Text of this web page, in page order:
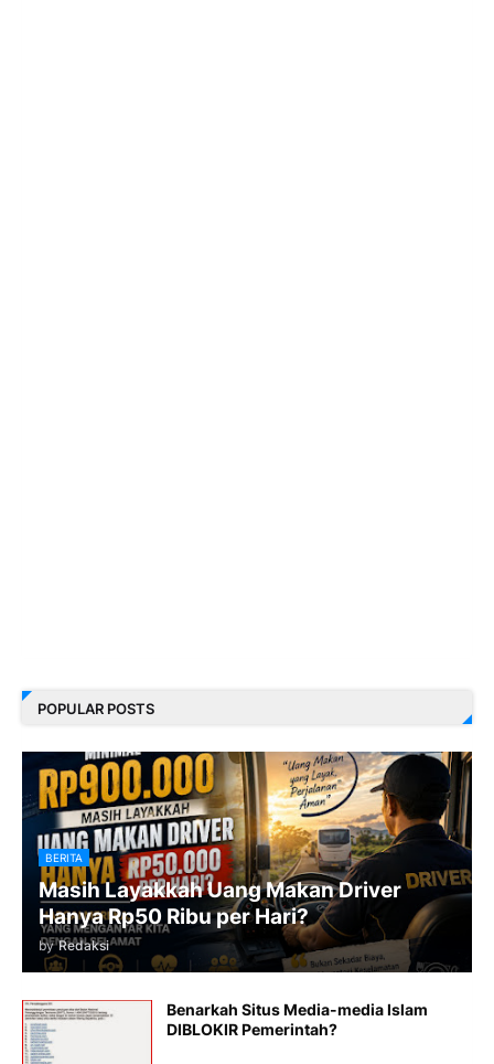
POPULAR POSTS
BERITA
Masih Layakkah Uang Makan Driver
Hanya Rp50 Ribu per Hari?
by Redaksi
Benarkah Situs Media-media Islam
DIBLOKIR Pemerintah?